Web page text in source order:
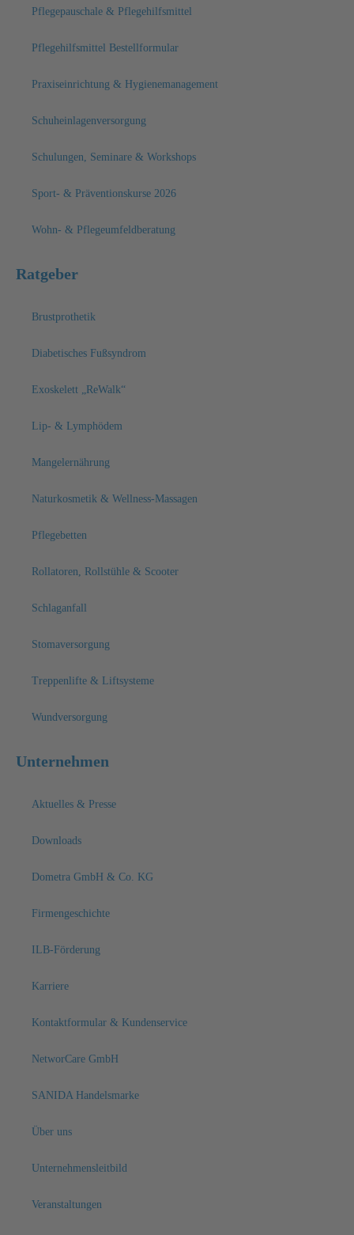
Pflegepauschale & Pflegehilfsmittel
Pflegehilfsmittel Bestellformular
Praxiseinrichtung & Hygienemanagement
Schuheinlagenversorgung
Schulungen, Seminare & Workshops
Sport- & Präventionskurse 2026
Wohn- & Pflegeumfeldberatung
Ratgeber
Brustprothetik
Diabetisches Fußsyndrom
Exoskelett „ReWalk“
Lip- & Lymphödem
Mangelernährung
Naturkosmetik & Wellness-Massagen
Pflegebetten
Rollatoren, Rollstühle & Scooter
Schlaganfall
Stomaversorgung
Treppenlifte & Liftsysteme
Wundversorgung
Unternehmen
Aktuelles & Presse
Downloads
Dometra GmbH & Co. KG
Firmengeschichte
ILB-Förderung
Karriere
Kontaktformular & Kundenservice
NetworCare GmbH
SANIDA Handelsmarke
Über uns
Unternehmensleitbild
Veranstaltungen